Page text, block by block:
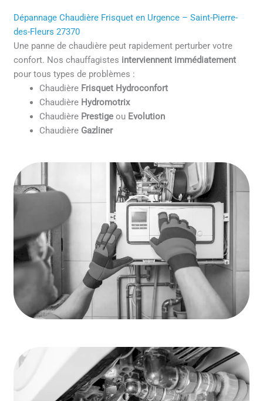
Dépannage Chaudière Frisquet en Urgence – Saint-Pierre-
des-Fleurs 27370
Une panne de chaudière peut rapidement perturber votre
confort. Nos chauffagistes interviennent immédiatement
pour tous types de problèmes :
Chaudière Frisquet Hydroconfort
Chaudière Hydromotrix
Chaudière Prestige ou Evolution
Chaudière Gazliner